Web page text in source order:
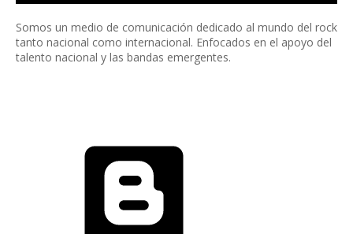
Somos un medio de comunicación dedicado al mundo del rock
tanto nacional como internacional. Enfocados en el apoyo del
talento nacional y las bandas emergentes.